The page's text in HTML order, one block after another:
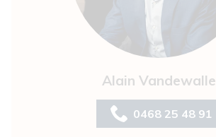
Alain Vandewalle
0468 25 48 91